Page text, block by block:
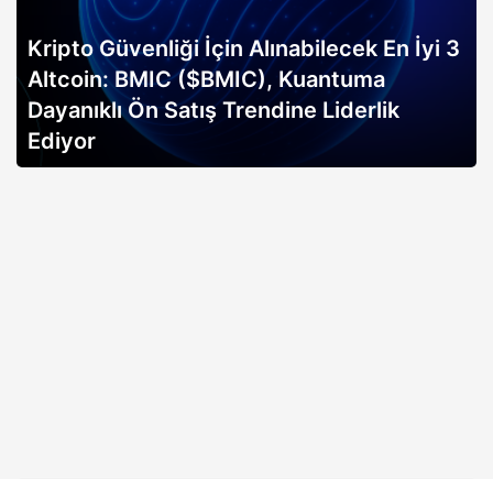
Kripto Güvenliği İçin Alınabilecek En İyi 3
Altcoin: BMIC ($BMIC), Kuantuma
Dayanıklı Ön Satış Trendine Liderlik
Ediyor